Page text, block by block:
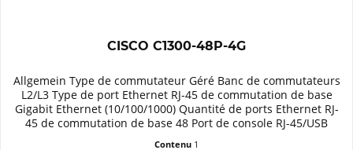
CISCO C1300-48P-4G
Allgemein Type de commutateur Géré Banc de commutateurs
L2/L3 Type de port Ethernet RJ-45 de commutation de base
Gigabit Ethernet (10/100/1000) Quantité de ports Ethernet RJ-
45 de commutation de base 48 Port de console RJ-45/USB
Contenu 1